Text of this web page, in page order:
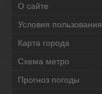
О сайте
Условия пользования
Карта города
Схема метро
Прогноз погоды